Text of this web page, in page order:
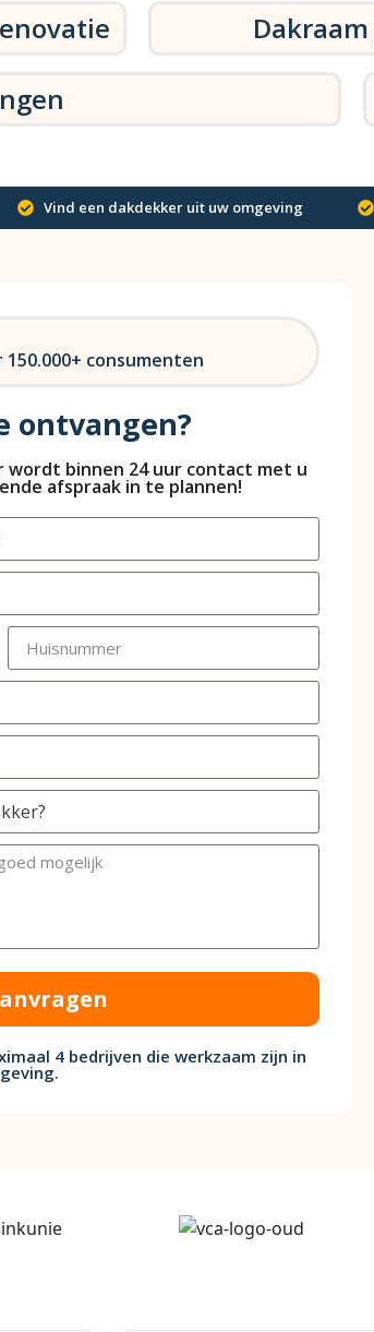
Vind een dakdekker uit uw omgeving
consumenten
ontvangen?
binnen 24 uur contact met u
afspraak in te plannen!
4 bedrijven die werkzaam zijn in